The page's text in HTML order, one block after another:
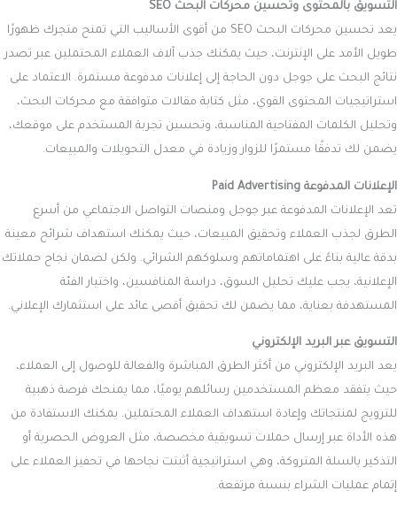
التسويق بالمحتوى وتحسين محركات البحث SEO
يعد تحسين محركات البحث SEO من أقوى الأساليب التي تمنح متجرك ظهورًا
طويل الأمد على الإنترنت، حيث يمكنك جذب آلاف العملاء المحتملين عبر تصدر
نتائج البحث على جوجل دون الحاجة إلى إعلانات مدفوعة مستمرة. الاعتماد على
استراتيجيات المحتوى القوي، مثل كتابة مقالات متوافقة مع محركات البحث،
وتحليل الكلمات المفتاحية المناسبة، وتحسين تجربة المستخدم على موقعك،
يضمن لك تدفقًا مستمرًا للزوار وزيادة في معدل التحويلات والمبيعات.
الإعلانات المدفوعة Paid Advertising
تعد الإعلانات المدفوعة عبر جوجل ومنصات التواصل الاجتماعي من أسرع
الطرق لجذب العملاء وتحقيق المبيعات، حيث يمكنك استهداف شرائح معينة
بدقة عالية بناءً على اهتماماتهم وسلوكهم الشرائي. ولكن لضمان نجاح حملاتك
الإعلانية، يجب عليك تحليل السوق، دراسة المنافسين، واختيار الفئة
المستهدفة بعناية، مما يضمن لك تحقيق أقصى عائد على استثمارك الإعلاني.
التسويق عبر البريد الإلكتروني
يعد البريد الإلكتروني من أكثر الطرق المباشرة والفعالة للوصول إلى العملاء،
حيث يتفقد معظم المستخدمين رسائلهم يوميًا، مما يمنحك فرصة ذهبية
للترويج لمنتجاتك وإعادة استهداف العملاء المحتملين. يمكنك الاستفادة من
هذه الأداة عبر إرسال حملات تسويقية مخصصة، مثل العروض الحصرية أو
التذكير بالسلة المتروكة، وهي استراتيجية أثبتت نجاحها في تحفيز العملاء على
إتمام عمليات الشراء بنسبة مرتفعة.